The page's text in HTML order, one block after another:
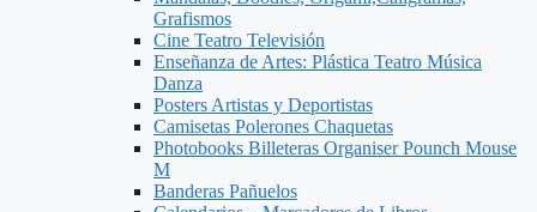
Grafismos
Cine Teatro Televisión
Enseñanza de Artes: Plástica Teatro Música
Danza
Posters Artistas y Deportistas
Camisetas Polerones Chaquetas
Photobooks Billeteras Organiser Pounch Mouse
M
Banderas Pañuelos